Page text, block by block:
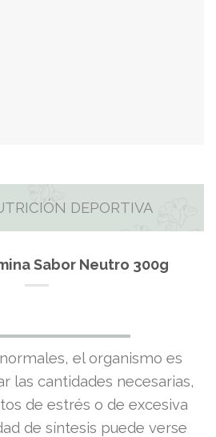
DEPORTIVA
Sabor Neutro 300g
el organismo es
las cantidades necesarias,
de estrés o de excesiva
de síntesis puede verse